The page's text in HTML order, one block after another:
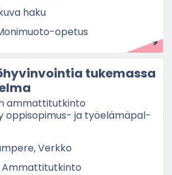
haku
​opetus
tu­ke­mas­sa
am­mat­ti­tut­kin­to
oppisopimus-​ ja työ­elä­mä­pal­
Verk­ko
Am­mat­ti­tut­kin­to